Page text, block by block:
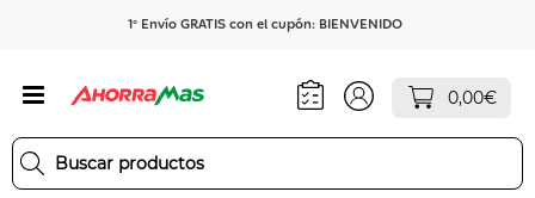
1º Envío GRATIS con el cupón: BIENVENIDO
0,00€